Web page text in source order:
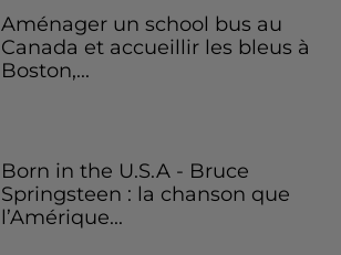
Aménager un school bus au
Canada et accueillir les bleus à
Boston,...
Born in the U.S.A - Bruce
Springsteen : la chanson que
l’Amérique...